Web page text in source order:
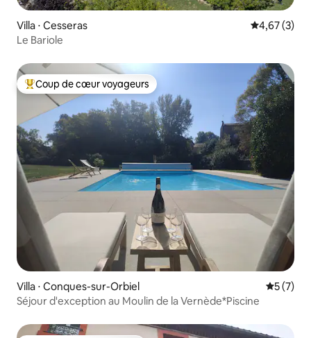
Villa ⋅ Cesseras Évaluation
4,67 (3)
Le Bariole
Coups de cœur voyageurs les plus appréciés
Coup de cœur voyageurs
Villa ⋅ Conques-sur-Orbiel
5 (7)
Séjour d'exception au Moulin de la Vernède*Piscine